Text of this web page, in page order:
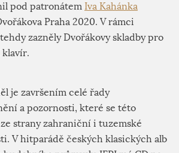
pod patronátem Iva Kahánka
Praha 2020. V rámci
zazněly Dvořákovy skladby pro
je završením celé řady
a pozornosti, které se této
strany zahraniční i tuzemské
V hitparádě českých klasických alb